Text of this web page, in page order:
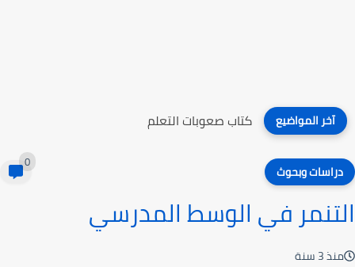
آخر المواضيع كتاب مذاهب وطرائق في تعليم اللغات
دراسات وبحوث 0
التنمر في الوسط المدرسي
منذ 3 سنة